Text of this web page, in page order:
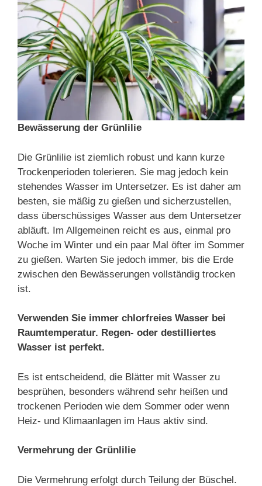
Bewässerung der Grünlilie
Die Grünlilie ist ziemlich robust und kann kurze
Trockenperioden tolerieren. Sie mag jedoch kein
stehendes Wasser im Untersetzer. Es ist daher am
besten, sie mäßig zu gießen und sicherzustellen,
dass überschüssiges Wasser aus dem Untersetzer
abläuft. Im Allgemeinen reicht es aus, einmal pro
Woche im Winter und ein paar Mal öfter im Sommer
zu gießen. Warten Sie jedoch immer, bis die Erde
zwischen den Bewässerungen vollständig trocken
ist.
Verwenden Sie immer chlorfreies Wasser bei
Raumtemperatur. Regen- oder destilliertes
Wasser ist perfekt.
Es ist entscheidend, die Blätter mit Wasser zu
besprühen, besonders während sehr heißen und
trockenen Perioden wie dem Sommer oder wenn
Heiz- und Klimaanlagen im Haus aktiv sind.
Vermehrung der Grünlilie
Die Vermehrung erfolgt durch Teilung der Büschel.